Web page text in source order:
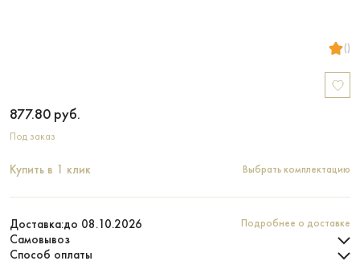
()
877.80 руб.
Под заказ
Купить в 1 клик Выбрать комплектацию
Доставка:до 08.10.2026 Подробнее о доставке
Самовывоз
Способ оплаты